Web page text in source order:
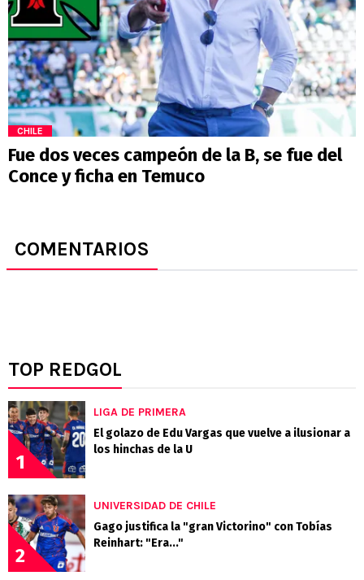
CHILE
Fue dos veces campeón de la B, se fue del
Conce y ficha en Temuco
COMENTARIOS
TOP REDGOL
1
LIGA DE PRIMERA
El golazo de Edu Vargas que vuelve a ilusionar a
los hinchas de la U
2
UNIVERSIDAD DE CHILE
Gago justifica la "gran Victorino" con Tobías
Reinhart: "Era..."